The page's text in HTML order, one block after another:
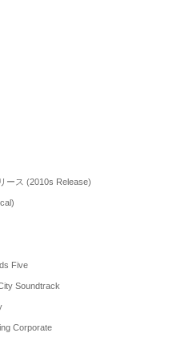
ース (2010s Release)
Five
Soundtrack
Corporate